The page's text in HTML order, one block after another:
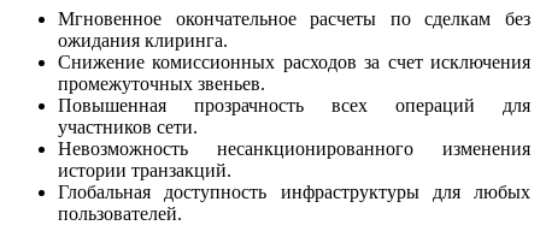
Мгновенное окончательное расчеты по сделкам без
ожидания клиринга.
Снижение комиссионных расходов за счет исключения
промежуточных звеньев.
Повышенная прозрачность всех операций для
участников сети.
Невозможность несанкционированного изменения
истории транзакций.
Глобальная доступность инфраструктуры для любых
пользователей.